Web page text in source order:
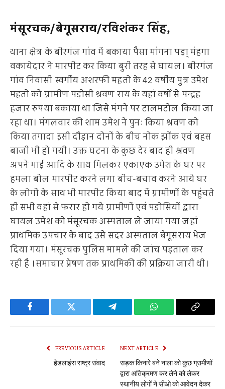
मंसूरचक/बेगूसराय/रविशंकर सिंह,
थाना क्षेत्र के बीरगंज गांव में बकाया पैसा मांगना पड़ा् मंहगा
वकायेदार ने मारपीट कर किया बुरी तरह से घायल। बीरगंज
गांव निवासी स्वर्गीय अशरफी महतो के 42 वर्षीय पुत्र उमेश
महतो को ग्रामीण पड़ोसी श्रवण राय के यहां वर्षों से पन्द्रह
हजार रुपया बकाया था जिसे मंगने पर टालमटोल किया जा
रहा था। मंगलवार की शाम उमेश ने पुनः किया श्रवण को
किया तगादा इसी दौड़ान दोनों के बीच नोक झोंक एवं बहस
बाजी भी हो गयी। उक्त घटना के कुछ देर बाद ही श्रवण
अपने भाई आदि के साथ मिलकर एकाएक उमेश के घर पर
हमला बोल मारपीट करने लगा बीच-बचाव करने आये घर
के लोगों के साथ भी मारपीट किया बाद में ग्रामीणों के पहुंचते
ही सभी वहां से फरार हो गये ग्रामीणों एवं पड़ोसियों द्वारा
घायल उमेश को मंसूरचक अस्पताल ले जाया गया जहां
प्राथमिक उपचार के बाद उसे सदर अस्पताल बेगूसराय भेज
दिया गया। मंसूरचक पुलिस मामले की जांच पड़ताल कर
रही है ।समाचार प्रेषण तक प्राथमिकी की प्रक्रिया जारी थी।
Facebook Twitter Telegram WhatsApp Copy
PREVIOUS ARTICLE
हेडलाइंस राष्ट्र संवाद
NEXT ARTICLE
सड़क किनारे बने नाला को कुछ ग्रामीणों
द्वारा अतिक्रमण कर लेने को लेकर
स्थानीय लोगों ने सीओ को आवेदन देकर